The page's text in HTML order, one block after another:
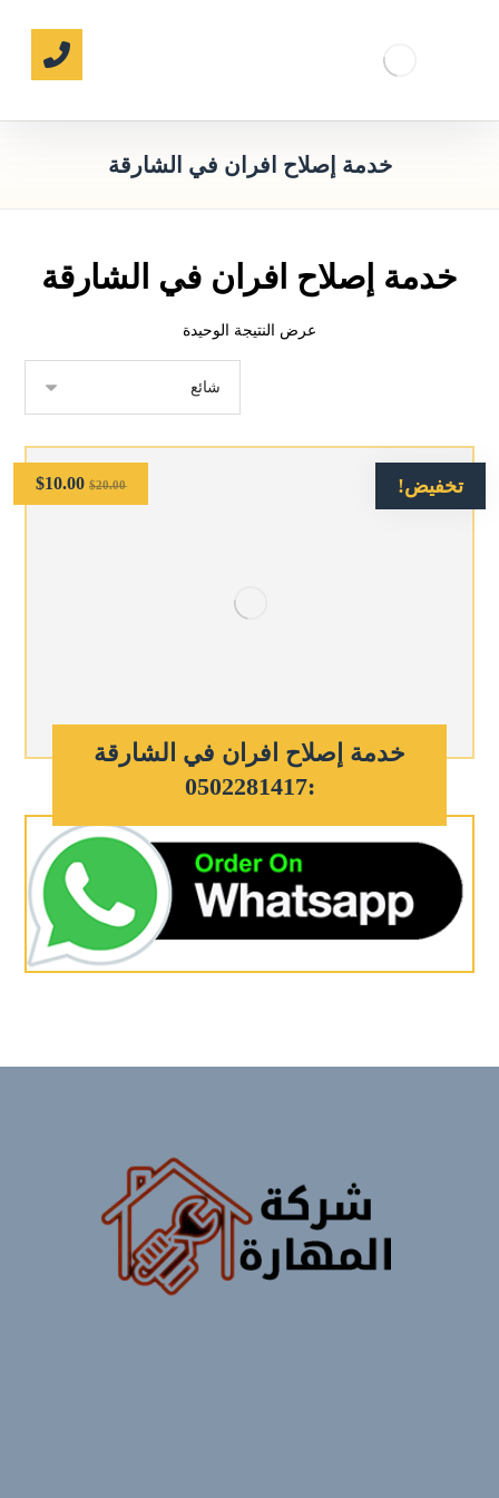
خدمة إصلاح افران في الشارقة
خدمة إصلاح افران في الشارقة
عرض النتيجة الوحيدة
تخفيض!
خدمة إصلاح افران في الشارقة
:0502281417
$20.00
$10.00